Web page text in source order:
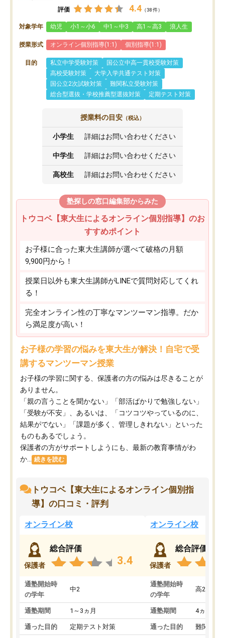
評価 4.4 （38件）
対象学年 幼児 小1～小6 中1～中3 高1～高3 浪人生
授業形式 オンライン個別指導(1:1) 個別指導(1:1)
目的 私立中学受験対策
国公立中高一貫校受験対策
高校受験対策
大学入学共通テスト対策
国公立2次試験対策
難関私立受験対策
総合型選抜・学校推薦型選抜対策
定期テスト対策
授業料の目安 （税込）
小学生 詳細はお問い合わせください
中学生 詳細はお問い合わせください
高校生 詳細はお問い合わせください
塾探しの窓口編集部からみた
トウコベ【東大生によるオンライン個別指導】のお
すすめポイント
お子様に合った東大生講師が選べて破格の月額
9,900円から！
授業日以外も東大生講師がLINEで質問対応してくれ
る！
完全オンライン性の丁寧なマンツーマン指導。だか
ら満足度が高い！
お子様の学習の悩みを東大生が解決！自宅で受
講するマンツーマン授業
お子様の学習に関する、保護者の方の悩みは尽きることが
ありません。
「親の言うことを聞かない」「部活ばかりで勉強しない」
「受験が不安」、あるいは、「コツコツやっているのに、
結果がでない」「課題が多く、管理しきれない」といった
ものもあるでしょう。
保護者の方がサポートしようにも、最新の教育事情がわ
か...
続きを読む
トウコベ【東大生によるオンライン個別指
導】の口コミ・評判
オンライン校
保護者
総合評価
3.4
通塾開始時
の学年
中2
通塾期間 1～3ヵ月
通った目的 定期テスト対策
オンライン校
保護者
総合評価
通塾開始時
の学年
高2
通塾期間 4ヵ月～1
通った目的 難関私立